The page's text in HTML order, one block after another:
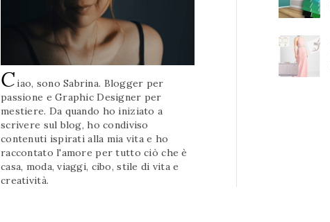
Ciao, sono Sabrina. Blogger per
passione e Graphic Designer per
mestiere. Da quando ho iniziato a
scrivere sul blog, ho condiviso
contenuti ispirati alla mia vita e ho
raccontato l'amore per tutto ciò che è
casa, moda, viaggi, cibo, stile di vita e
creatività.